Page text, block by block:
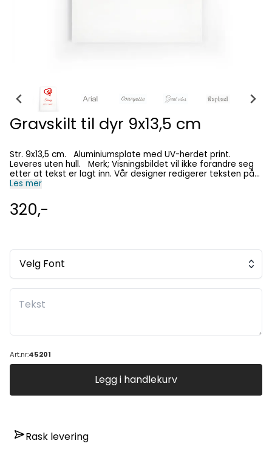
Gravskilt til dyr 9x13,5 cm
Str. 9x13,5 cm. Aluminiumsplate med UV-herdet print.
Leveres uten hull. Merk; Visningsbildet vil ikke forandre seg
etter at tekst er lagt inn. Vår designer redigerer teksten på
Les mer
320,-
Velg Font
Art.nr:45201
Legg i handlekurv
Rask levering